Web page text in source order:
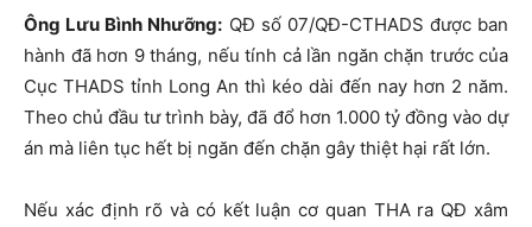
Ông Lưu Bình Nhưỡng: QĐ số 07/QĐ-CTHADS được ban
hành đã hơn 9 tháng, nếu tính cả lần ngăn chặn trước của
Cục THADS tỉnh Long An thì kéo dài đến nay hơn 2 năm.
Theo chủ đầu tư trình bày, đã đổ hơn 1.000 tỷ đồng vào dự
án mà liên tục hết bị ngăn đến chặn gây thiệt hại rất lớn.
Nếu xác định rõ và có kết luận cơ quan THA ra QĐ xâm